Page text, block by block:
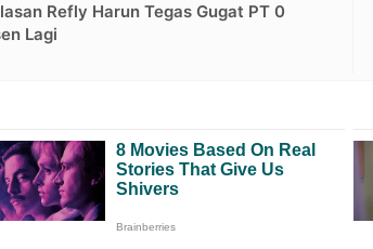
Refly Harun Tegas Gugat PT 0
Lagi